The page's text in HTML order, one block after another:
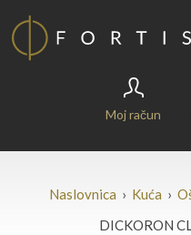
Moj račun
Naslovnica › Kuća ›
DICKORON